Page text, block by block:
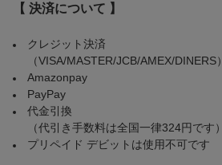
【 決済について 】
クレジット決済
（VISA/MASTER/JCB/AMEX/DINERS）
Amazonpay
PayPay
代金引換
（代引き手数料は全国一律324円です）
プリペイド デビットは使用不可です